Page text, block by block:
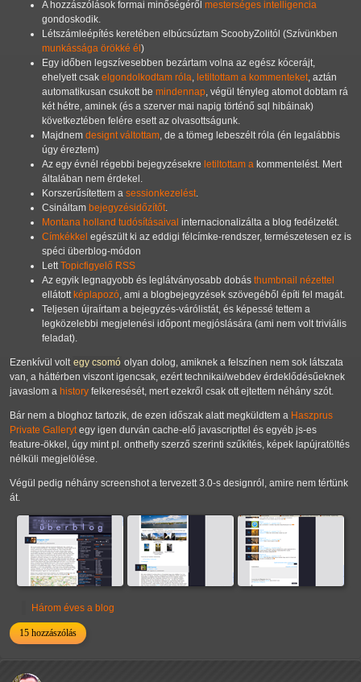
A hozzászólások formai minőségéről mesterséges intelligencia
gondoskodik.
Létszámleépítés keretében elbúcsúztam ScoobyZolitól (Szívünkben
munkássága örökké él)
Egy időben legszívesebben bezártam volna az egész kócerájt,
ehelyett csak elgondolkodtam róla letiltottam a kommenteket , aztán
automatikusan csukott be mindennap , végül tényleg atomot dobtam rá
két hétre, aminek (és a szerver mai napig történő sql hibáinak)
következtében felére esett az olvasottságunk.
Majdnem designt váltottam , de a tömeg lebeszélt róla (én legalábbis
úgy éreztem)
Az egy évnél régebbi bejegyzésekre letiltottam a kommentelést. Mert
általában nem érdekel.
Korszerűsítettem a sessionkezelést
Csináltam bejegyzésidőzítőt
Montana holland tudósításaival internacionalizálta a blog fedélzetét.
Címkékkel egészült ki az eddigi félcímke-rendszer, természetesen ez is
spéci überblog-módon
Lett Topicfigyelő RSS
Az egyik legnagyobb és leglátványosabb dobás thumbnail nézettel
ellátott képlapozó , ami a blogbejegyzések szövegéből építi fel magát.
Teljesen újraírtam a bejegyzés-várólistát, és képessé tettem a
legközelebbi megjelenési időpont megjóslására (ami nem volt triviális
feladat).
Ezenkívül volt egy csomó olyan dolog, amiknek a felszínen nem sok látszata
van, a háttérben viszont igencsak, ezért technikai/webdev érdeklődésűeknek
javaslom a history felkeresését, mert ezekről csak ott ejtettem néhány szót.
Bár nem a bloghoz tartozik, de ezen időszak alatt megküldtem a Haszprus
Private Galleryt egy igen durván cache-elő javascripttel és egyéb js-es
feature-ökkel, úgy mint pl. onthefly szerző szerinti szűkítés, képek lapújratöltés
nélküli megjelölése.
Végül pedig néhány screenshot a tervezett 3.0-s designról, amire nem tértünk
át.
Három éves a blog
15 hozzászólás